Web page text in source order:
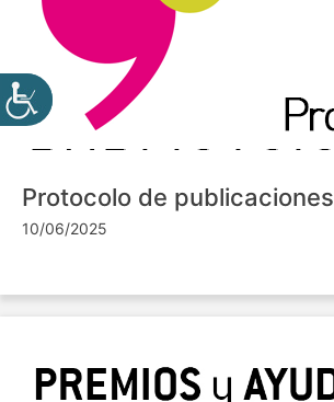
Protocolo de publicaciones
10/06/2025